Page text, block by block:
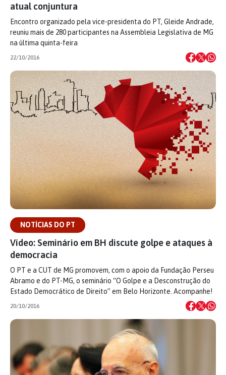
atual conjuntura
Encontro organizado pela vice-presidenta do PT, Gleide Andrade,
reuniu mais de 280 participantes na Assembleia Legislativa de MG
na última quinta-feira
22/10/2016
NOTÍCIAS DO PT
Vídeo: Seminário em BH discute golpe e ataques à
democracia
O PT e a CUT de MG promovem, com o apoio da Fundação Perseu
Abramo e do PT-MG, o seminário “O Golpe e a Desconstrução do
Estado Democrático de Direito” em Belo Horizonte. Acompanhe!
20/10/2016